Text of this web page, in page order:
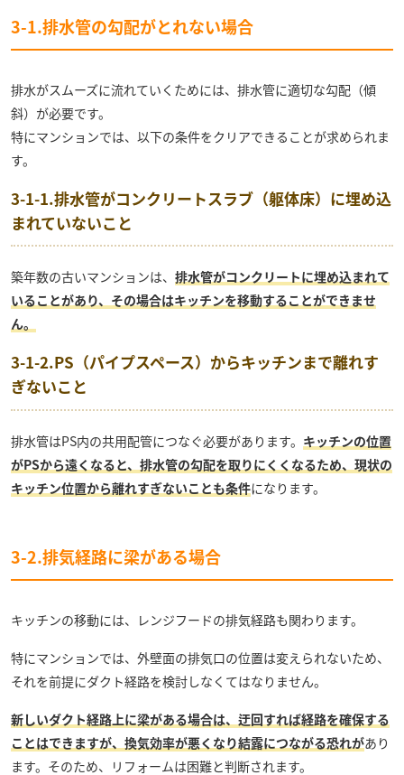
3-1.排水管の勾配がとれない場合
排水がスムーズに流れていくためには、排水管に適切な勾配（傾
斜）が必要です。
特にマンションでは、以下の条件をクリアできることが求められま
す。
3-1-1.排水管がコンクリートスラブ（躯体床）に埋め込
まれていないこと
築年数の古いマンションは、 排水管がコンクリートに埋め込まれて
いることがあり、その場合はキッチンを移動することができませ
ん。
3-1-2.PS（パイプスペース）からキッチンまで離れす
ぎないこと
排水管はPS内の共用配管につなぐ必要があります。 キッチンの位置
がPSから遠くなると、排水管の勾配を取りにくくなるため、現状の
キッチン位置から離れすぎないことも条件になります。
3-2.排気経路に梁がある場合
キッチンの移動には、レンジフードの排気経路も関わります。
特にマンションでは、外壁面の排気口の位置は変えられないため、
それを前提にダクト経路を検討しなくてはなりません。
新しいダクト経路上に梁がある場合は、迂回すれば経路を確保する
ことはできますが、換気効率が悪くなり結露につながる恐れがあり
ます。そのため、リフォームは困難と判断されます。